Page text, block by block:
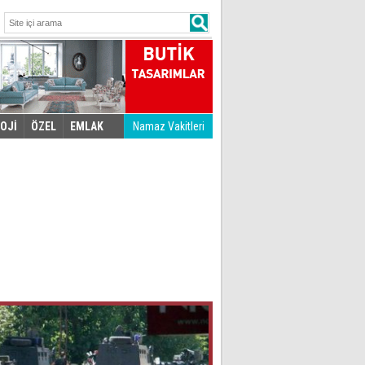
Namaz Vakitleri
ÖZEL EMLAK